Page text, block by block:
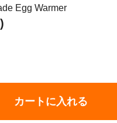
Egg Warmer
カートに入れる